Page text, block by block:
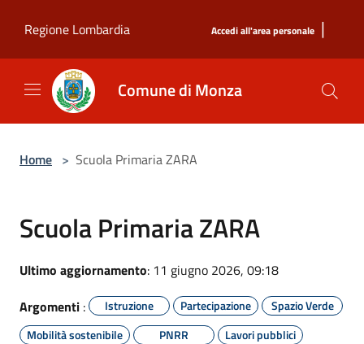
Regione Lombardia
Accedi all'area personale |
Comune di Monza
Home > Scuola Primaria ZARA
Scuola Primaria ZARA
Ultimo aggiornamento: 11 giugno 2026, 09:18
Argomenti : Istruzione Partecipazione
Spazio Verde
Mobilità sostenibile
PNRR
Lavori pubblici